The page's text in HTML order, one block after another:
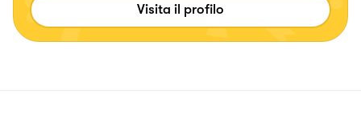
Visita il profilo